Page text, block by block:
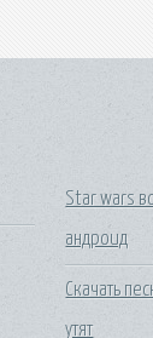
Star wars
андроид
Скачать
утят